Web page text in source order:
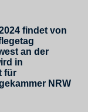
findet von
an der
in
für
NRW